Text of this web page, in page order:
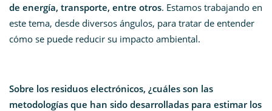
de energía, transporte, entre otros. Estamos trabajando en
este tema, desde diversos ángulos, para tratar de entender
cómo se puede reducir su impacto ambiental.
Sobre los residuos electrónicos, ¿cuáles son las
metodologías que han sido desarrolladas para estimar los